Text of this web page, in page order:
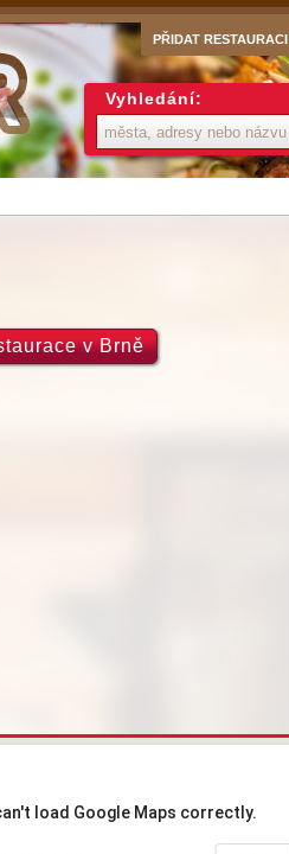
PŘIDAT RESTAURACI
v Brně
load Google Maps correctly.
Vyhledání: